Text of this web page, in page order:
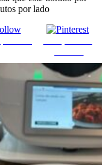
por lado